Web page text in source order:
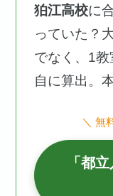
狛江高校に
っていた？
でなく、1
自に算出。
＼ 無
「都